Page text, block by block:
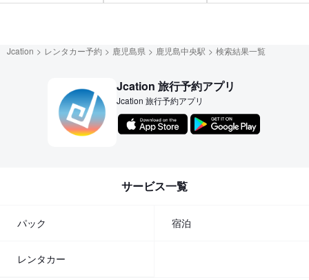
Jcation レンタカー予約 鹿児島県 鹿児島中央駅 検索結果一覧
Jcation 旅行予約アプリ
Jcation 旅行予約アプリ
サービス一覧
パック 宿泊
レンタカー